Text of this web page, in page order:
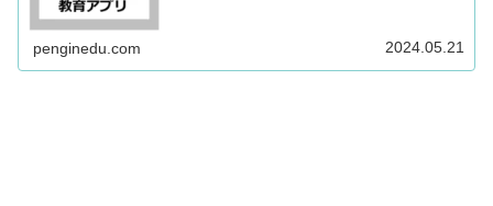
penginedu.com 2024.05.21